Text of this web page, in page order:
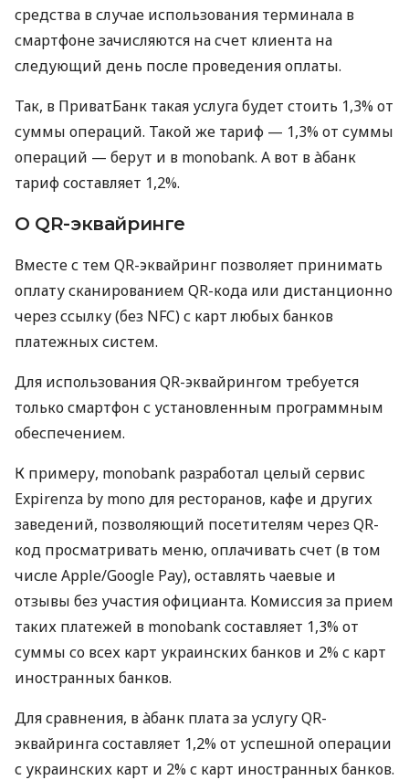
средства в случае использования терминала в
смартфоне зачисляются на счет клиента на
следующий день после проведения оплаты.
Так, в ПриватБанк такая услуга будет стоить 1,3% от
суммы операций. Такой же тариф — 1,3% от суммы
операций — берут и в monobank. А вот в àбанк
тариф составляет 1,2%.
О QR-эквайринге
Вместе с тем QR-эквайринг позволяет принимать
оплату сканированием QR-кода или дистанционно
через ссылку (без NFC) с карт любых банков
платежных систем.
Для использования QR-эквайрингом требуется
только смартфон с установленным программным
обеспечением.
К примеру, monobank разработал целый сервис
Expirenza by mono для ресторанов, кафе и других
заведений, позволяющий посетителям через QR-
код просматривать меню, оплачивать счет (в том
числе Apple/Google Pay), оставлять чаевые и
отзывы без участия официанта. Комиссия за прием
таких платежей в monobank составляет 1,3% от
суммы со всех карт украинских банков и 2% с карт
иностранных банков.
Для сравнения, в àбанк плата за услугу QR-
эквайринга составляет 1,2% от успешной операции
с украинских карт и 2% с карт иностранных банков.